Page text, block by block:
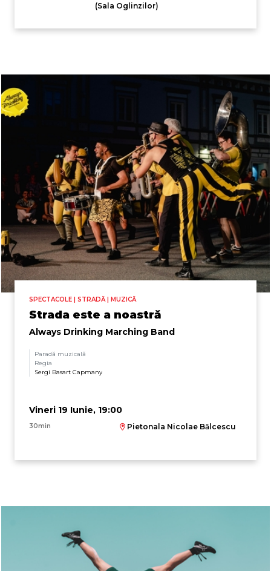
(Sala Oglinzilor)
SPECTACOLE | STRADĂ | MUZICĂ
Strada este a noastră
Always Drinking Marching Band
Paradă muzicală
Regia
Sergi Basart Capmany
Vineri 19 Iunie, 19:00
30min Pietonala Nicolae Bălcescu